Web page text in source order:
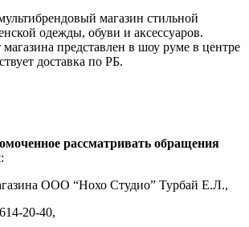
магазин стильной
одежды, обуви и аксессуаров.
представлен в шоу руме в центре
доставка по РБ.
рассматривать обращения
:
ООО “Нохо Студио” Турбай Е.Л.,
20-40,